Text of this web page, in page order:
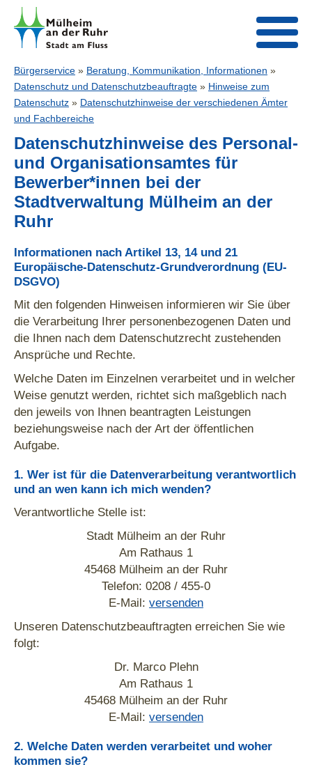
Bürgerservice » Beratung, Kommunikation, Informationen »
Datenschutz und Datenschutzbeauftragte » Hinweise zum
Datenschutz » Datenschutzhinweise der verschiedenen Ämter
und Fachbereiche
Datenschutzhinweise des Personal-
und Organisationsamtes für
Bewerber*innen bei der
Stadtverwaltung Mülheim an der
Ruhr
Informationen nach Artikel 13, 14 und 21
Europäische-Datenschutz-Grundverordnung (EU-
DSGVO)
Mit den folgenden Hinweisen informieren wir Sie über
die Verarbeitung Ihrer personenbezogenen Daten und
die Ihnen nach dem Datenschutzrecht zustehenden
Ansprüche und Rechte.
Welche Daten im Einzelnen verarbeitet und in welcher
Weise genutzt werden, richtet sich maßgeblich nach
den jeweils von Ihnen beantragten Leistungen
beziehungsweise nach der Art der öffentlichen
Aufgabe.
1. Wer ist für die Datenverarbeitung verantwortlich
und an wen kann ich mich wenden?
Verantwortliche Stelle ist:
Stadt Mülheim an der Ruhr
Am Rathaus 1
45468 Mülheim an der Ruhr
Telefon: 0208 / 455-0
E-Mail: versenden
Unseren Datenschutzbeauftragten erreichen Sie wie
folgt:
Dr. Marco Plehn
Am Rathaus 1
45468 Mülheim an der Ruhr
E-Mail: versenden
2. Welche Daten werden verarbeitet und woher
kommen sie?